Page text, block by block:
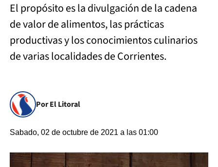
El propósito es la divulgación de la cadena
de valor de alimentos, las prácticas
productivas y los conocimientos culinarios
de varias localidades de Corrientes.
Por El Litoral
Sabado, 02 de octubre de 2021 a las 01:00